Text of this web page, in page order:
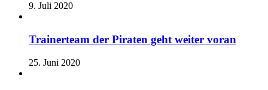
9. Juli 2020
Trainerteam der Piraten geht weiter voran
25. Juni 2020